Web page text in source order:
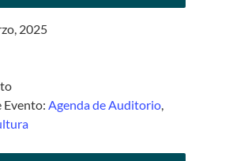
2025
Evento: Agenda de Auditorio